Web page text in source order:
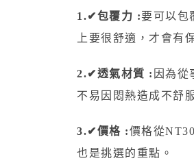
1.✔包覆力 :要可以包
上要很舒適，才會有
2.✔透氣材質 : 因為從
不易因悶熱造成不舒
3.✔價格 :價格從
也是挑選的重點。